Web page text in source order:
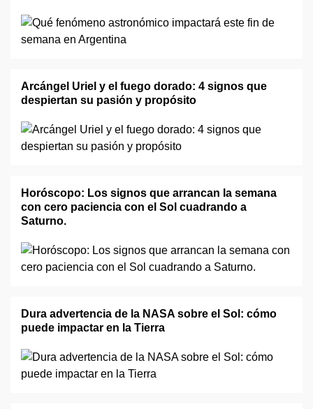
Arcángel Uriel y el fuego dorado: 4 signos que
despiertan su pasión y propósito
Horóscopo: Los signos que arrancan la semana
con cero paciencia con el Sol cuadrando a
Saturno.
Dura advertencia de la NASA sobre el Sol: cómo
puede impactar en la Tierra